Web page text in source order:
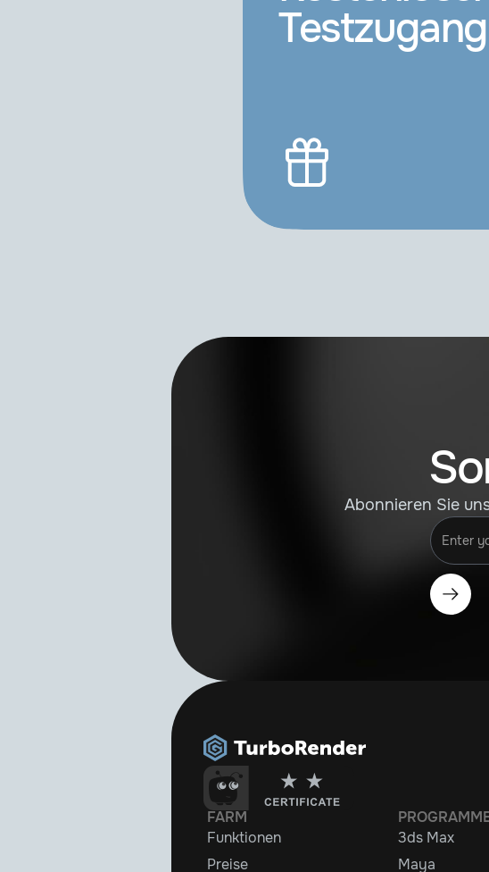
Testzugang
Abonnieren Sie
FARM
Funktionen
Preise
3ds Max
Maya